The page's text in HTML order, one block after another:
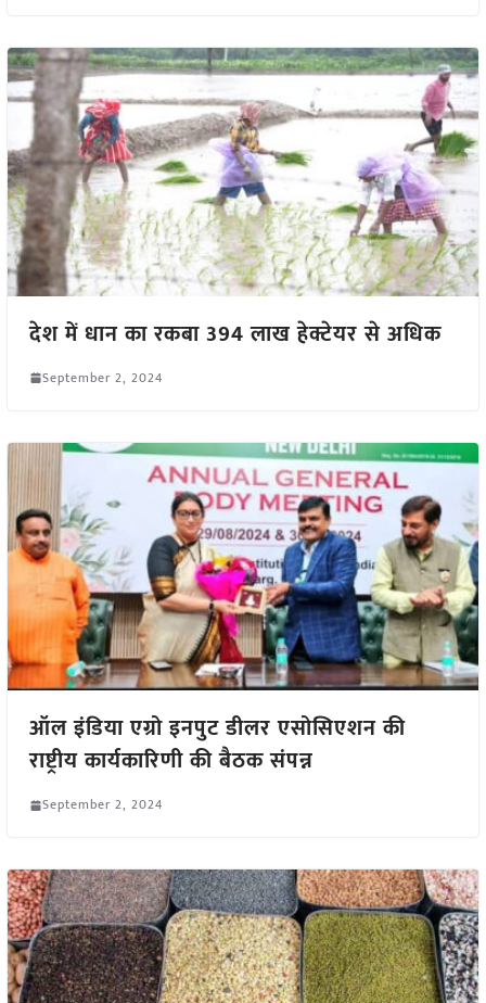
देश में धान का रकबा 394 लाख हेक्टेयर से अधिक
September 2, 2024
ऑल इंडिया एग्रो इनपुट डीलर एसोसिएशन की
राष्ट्रीय कार्यकारिणी की बैठक संपन्न
September 2, 2024